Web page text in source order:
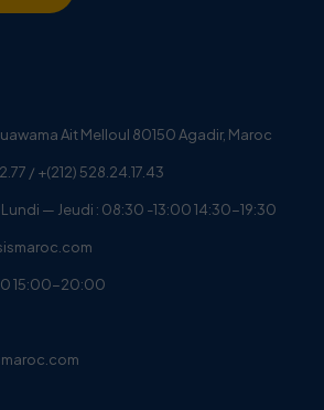
Ait Melloul 80150 Agadir, Maroc
/ +(212) 528.24.17.43
— Jeudi : 08:30 -13:00 14:30-19:30
15:00-20:00